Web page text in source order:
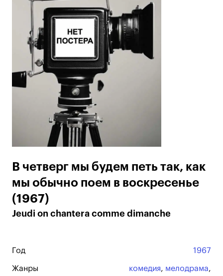
В четверг мы будем петь так, как
мы обычно поем в воскресенье
(1967)
Jeudi on chantera comme dimanche
Год 1967
Жанры комедия, мелодрама,